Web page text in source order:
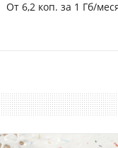
От 6,2 коп. за 1 Гб/